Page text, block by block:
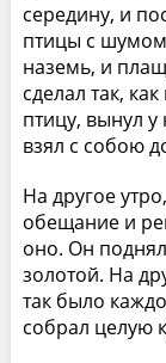
середину, и
птицы с шумом
наземь, и
сделал так,
птицу, вынул
взял с собою
На другое
обещание и
оно. Он
золотой. На
так было
собрал целую